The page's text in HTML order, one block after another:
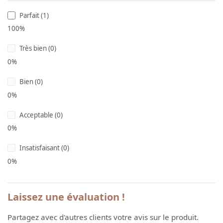
Parfait (1)
100%
Très bien (0)
0%
Bien (0)
0%
Acceptable (0)
0%
Insatisfaisant (0)
0%
Laissez une évaluation !
Partagez avec d'autres clients votre avis sur le produit.